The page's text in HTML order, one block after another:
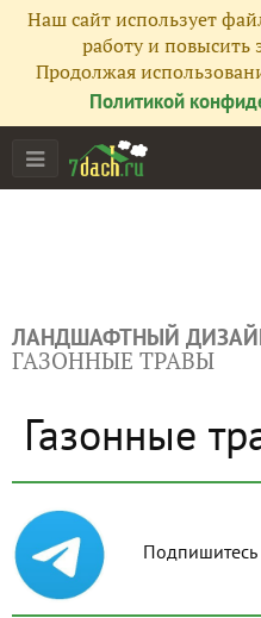
Наш сайт использует
работу и повысить
Продолжая
Политикой
ЛАНДШАФТНЫЙ
ГАЗОННЫЕ ТРАВЫ
Газонные